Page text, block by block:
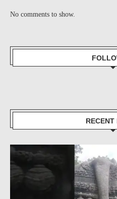
No comments to show.
RECENT